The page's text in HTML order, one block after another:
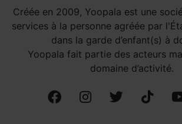
Créée en 2009, Yoopala est une
services à la personne agréée par
dans la garde d’enfant(s) à
Yoopala fait partie des acteurs
domaine d’activité.